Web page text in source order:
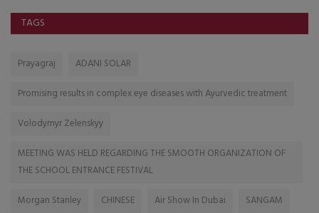
TAGS
Prayagraj
ADANI SOLAR
Promising results in complex eye diseases with Ayurvedic treatment
Volodymyr Zelenskyy
MEETING WAS HELD REGARDING THE SMOOTH ORGANIZATION OF
THE SCHOOL ENTRANCE FESTIVAL
Morgan Stanley
CHINESE Air Show In Dubai
SANGAM